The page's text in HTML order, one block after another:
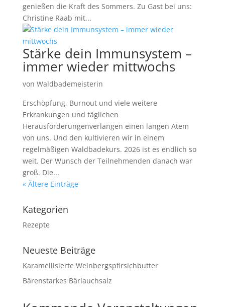
genießen die Kraft des Sommers. Zu Gast bei uns:
Christine Raab mit...
Stärke dein Immunsystem –
immer wieder mittwochs
von Waldbademeisterin
Erschöpfung, Burnout und viele weitere
Erkrankungen und täglichen
Herausforderungenverlangen einen langen Atem
von uns. Und den kultivieren wir in einem
regelmäßigen Waldbadekurs. 2026 ist es endlich so
weit. Der Wunsch der Teilnehmenden danach war
groß. Die...
« Ältere Einträge
Kategorien
Rezepte
Neueste Beiträge
Karamellisierte Weinbergspfirsichbutter
Bärenstarkes Bärlauchsalz